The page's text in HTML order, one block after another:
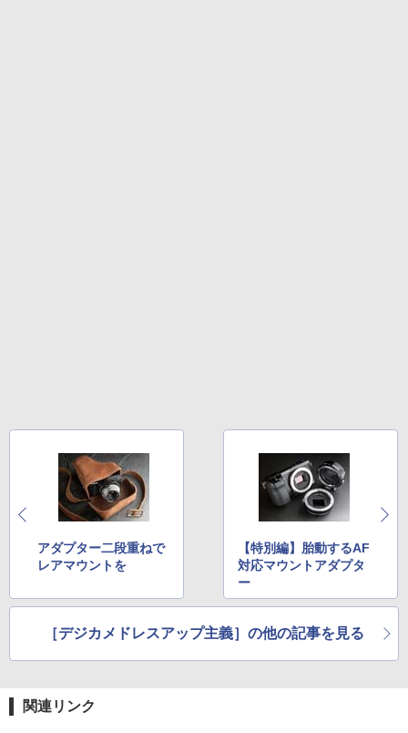
アダプター二段重ねで
レアマウントを
【特別編】胎動するAF
対応マウントアダプタ
ー
［デジカメドレスアップ主義］の他の記事を見る
関連リンク